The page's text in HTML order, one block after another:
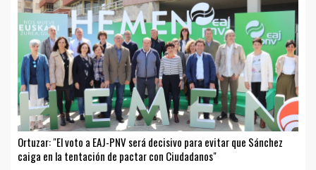
Ortuzar: "El voto a EAJ-PNV será decisivo para evitar que Sánchez
caiga en la tentación de pactar con Ciudadanos"